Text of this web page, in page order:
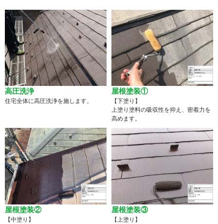
高圧洗浄
住宅全体に高圧洗浄を施します。
屋根塗装①
【下塗り】
上塗り塗料の吸収性を抑え、密着力を
高めます。
屋根塗装②
【中塗り】
屋根塗装③
【上塗り】